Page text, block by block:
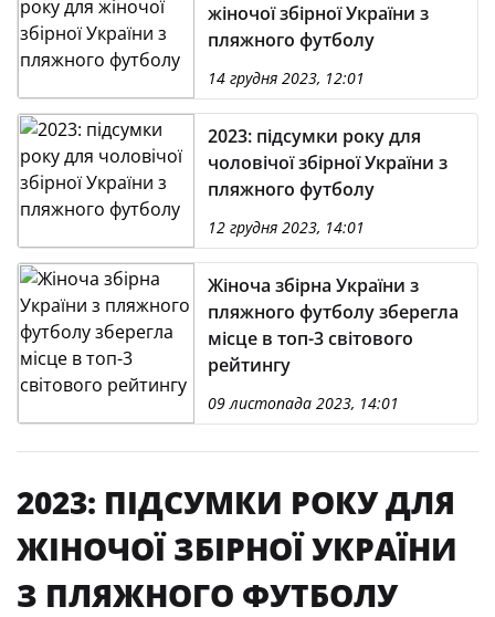
жіночої збірної України з
пляжного футболу
14 грудня 2023, 12:01
2023: підсумки року для
чоловічої збірної України з
пляжного футболу
12 грудня 2023, 14:01
Жіноча збірна України з
пляжного футболу зберегла
місце в топ-3 світового
рейтингу
09 листопада 2023, 14:01
2023: ПІДСУМКИ РОКУ ДЛЯ
ЖІНОЧОЇ ЗБІРНОЇ УКРАЇНИ
З ПЛЯЖНОГО ФУТБОЛУ